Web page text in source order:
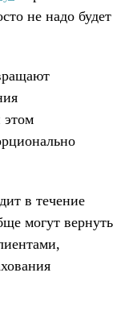
не надо будет
этом
в течение
могут вернуть